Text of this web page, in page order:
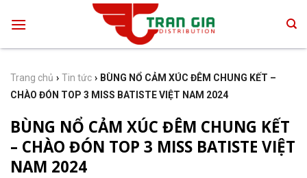
Trang chủ › Tin tức › BÙNG NỔ CẢM XÚC ĐÊM CHUNG KẾT –
CHÀO ĐÓN TOP 3 MISS BATISTE VIỆT NAM 2024
BÙNG NỔ CẢM XÚC ĐÊM CHUNG KẾT
– CHÀO ĐÓN TOP 3 MISS BATISTE VIỆT
NAM 2024